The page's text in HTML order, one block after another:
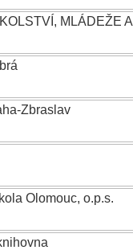
MLÁDEŽE A
Zbraslav
Olomouc, o.p.s.